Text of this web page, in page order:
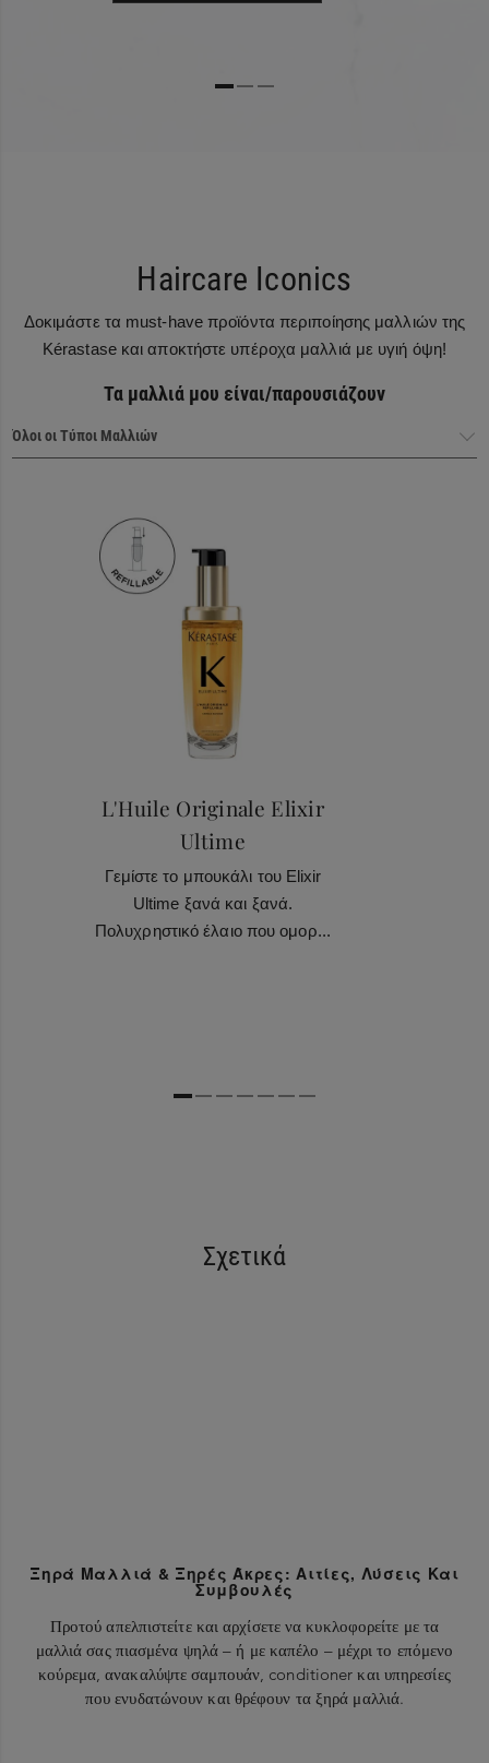
Haircare Iconics
Δοκιμάστε τα must-have προϊόντα περιποίησης μαλλιών της
Kérastase και αποκτήστε υπέροχα μαλλιά με υγιή όψη!
Τα μαλλιά μου είναι/παρουσιάζουν
Haircare Heroes
L'Huile Originale Elixir
Ultime
Γεμίστε το μπουκάλι του Elixir
Ultime ξανά και ξανά.
Πολυχρηστικό έλαιο που ομορ...
Σχετικά
Ξηρά Μαλλιά & Ξηρές Άκρες: Αιτίες, Λύσεις Και
Συμβουλές
Προτού απελπιστείτε και αρχίσετε να κυκλοφορείτε με τα
μαλλιά σας πιασμένα ψηλά – ή με καπέλο – μέχρι το επόμενο
κούρεμα, ανακαλύψτε σαμπουάν, conditioner και υπηρεσίες
που ενυδατώνουν και θρέφουν τα ξηρά μαλλιά.